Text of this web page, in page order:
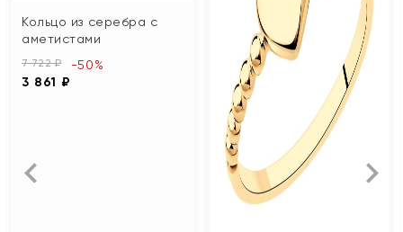
Кольцо из серебра с
аметистами
7 722 ₽
3 861 ₽
-50%